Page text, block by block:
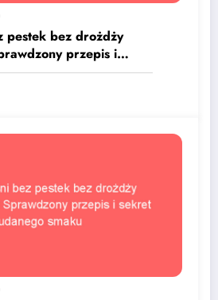
pestek bez drożdży
przepis i